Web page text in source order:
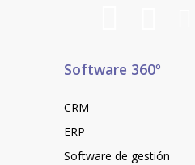
Software 360º
CRM
ERP
Software de gestión